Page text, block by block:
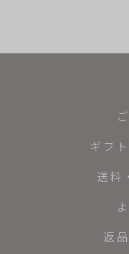
ギフ
送料
返